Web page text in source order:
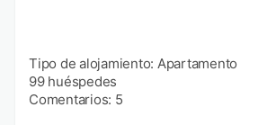
Tipo de alojamiento: Apartamento
99 huéspedes
Comentarios: 5